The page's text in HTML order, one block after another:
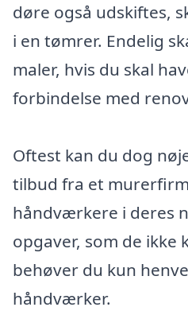
døre også udskiftes,
i en tømrer. Endelig
maler, hvis du skal
forbindelse med
Oftest kan du dog
tilbud fra et
håndværkere i deres
opgaver, som de ikke
behøver du kun
håndværker.